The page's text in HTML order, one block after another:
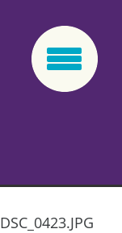
DSC_0423.JPG